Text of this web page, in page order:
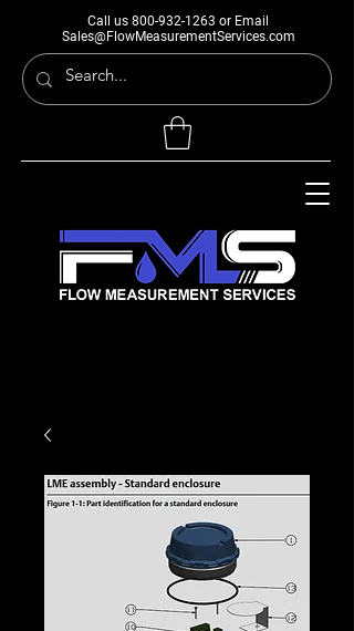
Call us 800-932-1263 or Email
Sales@FlowMeasurementServices.com